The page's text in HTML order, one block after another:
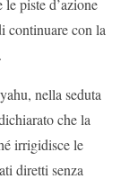
piste d’azione
continuare con la
nella seduta
che la
irrigidisce le
diretti senza